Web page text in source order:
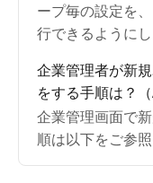
ープ毎の設定を
行できるようにし
企業管理者が新
をする手順は？
企業管理画面で
順は以下をご参照